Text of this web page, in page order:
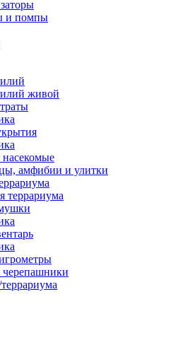
и помпы
живой
амфибии и улитки
террариума